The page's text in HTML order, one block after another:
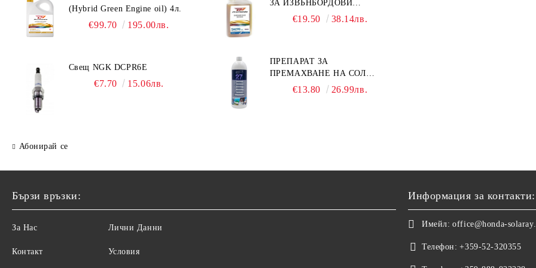
Фишфайндери - Сонари HONDEX
Гребла за SUP
ARS Ножици за храсти
ARS Резервни части
(Hybrid Green Engine oil) 4л.
€99.70 195.00лв.
Свещ NGK DCPR6E
€7.70 15.06лв.
Абонирай се
ЗА ИЗВЪНБОРДОВИ
ДВИГАТЕЛИ GL4 HONDA
€19.50 38.14лв.
ПРЕПАРАТ ЗА
ПРЕМАХВАНЕ НА СОЛ
SALT REMOVER 27 - 1L
€13.80 26.99лв.
Бързи връзки:
За Нас
Контакт
Лични Данни
Условия
Информация за контакти:
Имейл: office@honda-
Телефон: +359-52-320355